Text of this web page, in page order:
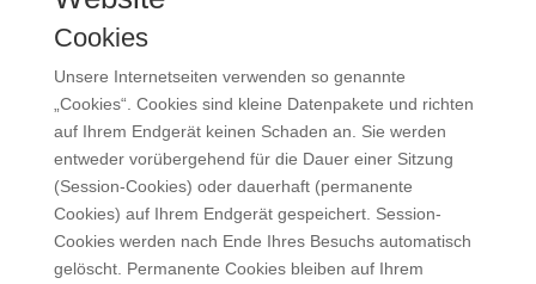
Cookies
Unsere Internetseiten verwenden so genannte
„Cookies“. Cookies sind kleine Datenpakete und richten
auf Ihrem Endgerät keinen Schaden an. Sie werden
entweder vorübergehend für die Dauer einer Sitzung
(Session-Cookies) oder dauerhaft (permanente
Cookies) auf Ihrem Endgerät gespeichert. Session-
Cookies werden nach Ende Ihres Besuchs automatisch
gelöscht. Permanente Cookies bleiben auf Ihrem